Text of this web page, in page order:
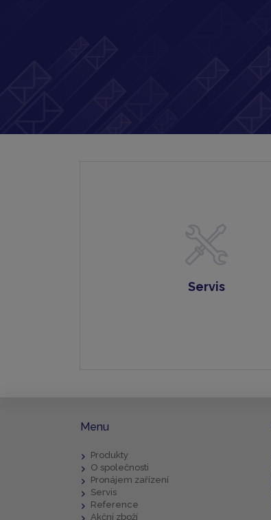
Servis
Menu
Produkty
O společnosti
Pronájem zařízení
Servis
Reference
Akční zboží